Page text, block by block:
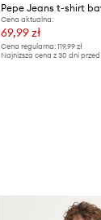
Pepe Jeans t-shirt
Cena aktualna:
69,99 zł
Cena regularna:119,99 zł
Najniższa cena z 30 dni